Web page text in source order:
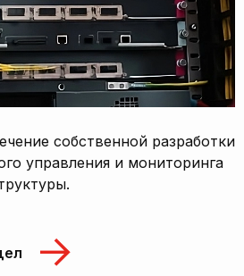
собственной разработки
управления и мониторинга